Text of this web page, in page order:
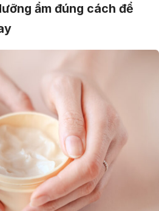
ẩm đúng cách để